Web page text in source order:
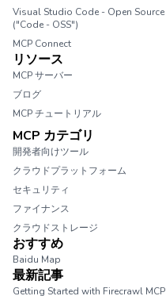
Visual Studio Code - Open Source
("Code - OSS")
MCP Connect
リソース
MCP サーバー
ブログ
MCP チュートリアル
MCP カテゴリ
開発者向けツール
クラウドプラットフォーム
セキュリティ
ファイナンス
クラウドストレージ
おすすめ
Baidu Map
最新記事
Getting Started with Firecrawl MCP